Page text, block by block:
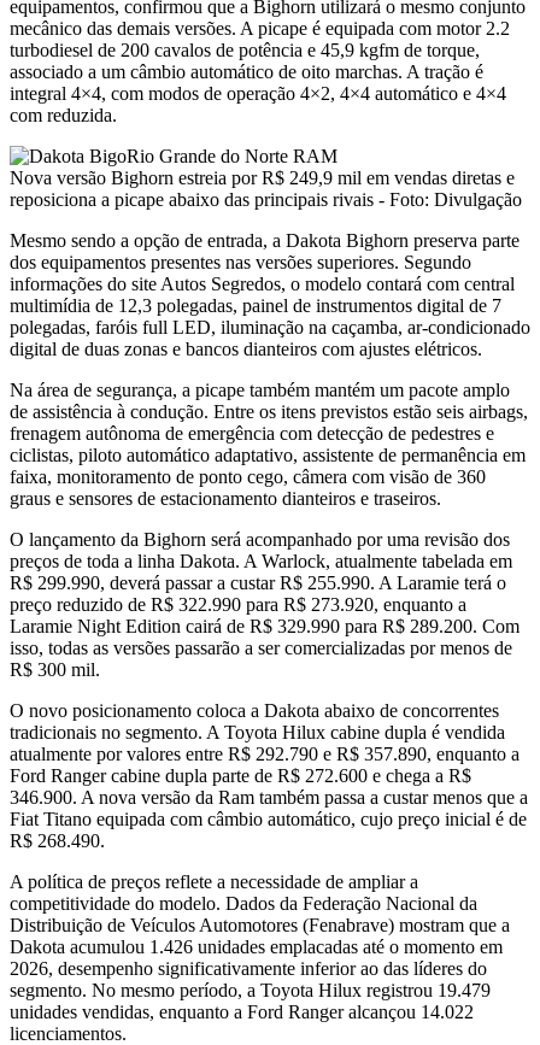
equipamentos, confirmou que a Bighorn utilizará o mesmo conjunto
mecânico das demais versões. A picape é equipada com motor 2.2
turbodiesel de 200 cavalos de potência e 45,9 kgfm de torque,
associado a um câmbio automático de oito marchas. A tração é
integral 4×4, com modos de operação 4×2, 4×4 automático e 4×4
com reduzida.
Nova versão Bighorn estreia por R$ 249,9 mil em vendas diretas e
reposiciona a picape abaixo das principais rivais - Foto: Divulgação
Mesmo sendo a opção de entrada, a Dakota Bighorn preserva parte
dos equipamentos presentes nas versões superiores. Segundo
informações do site Autos Segredos, o modelo contará com central
multimídia de 12,3 polegadas, painel de instrumentos digital de 7
polegadas, faróis full LED, iluminação na caçamba, ar-condicionado
digital de duas zonas e bancos dianteiros com ajustes elétricos.
Na área de segurança, a picape também mantém um pacote amplo
de assistência à condução. Entre os itens previstos estão seis airbags,
frenagem autônoma de emergência com detecção de pedestres e
ciclistas, piloto automático adaptativo, assistente de permanência em
faixa, monitoramento de ponto cego, câmera com visão de 360
graus e sensores de estacionamento dianteiros e traseiros.
O lançamento da Bighorn será acompanhado por uma revisão dos
preços de toda a linha Dakota. A Warlock, atualmente tabelada em
R$ 299.990, deverá passar a custar R$ 255.990. A Laramie terá o
preço reduzido de R$ 322.990 para R$ 273.920, enquanto a
Laramie Night Edition cairá de R$ 329.990 para R$ 289.200. Com
isso, todas as versões passarão a ser comercializadas por menos de
R$ 300 mil.
O novo posicionamento coloca a Dakota abaixo de concorrentes
tradicionais no segmento. A Toyota Hilux cabine dupla é vendida
atualmente por valores entre R$ 292.790 e R$ 357.890, enquanto a
Ford Ranger cabine dupla parte de R$ 272.600 e chega a R$
346.900. A nova versão da Ram também passa a custar menos que a
Fiat Titano equipada com câmbio automático, cujo preço inicial é de
R$ 268.490.
A política de preços reflete a necessidade de ampliar a
competitividade do modelo. Dados da Federação Nacional da
Distribuição de Veículos Automotores (Fenabrave) mostram que a
Dakota acumulou 1.426 unidades emplacadas até o momento em
2026, desempenho significativamente inferior ao das líderes do
segmento. No mesmo período, a Toyota Hilux registrou 19.479
unidades vendidas, enquanto a Ford Ranger alcançou 14.022
licenciamentos.